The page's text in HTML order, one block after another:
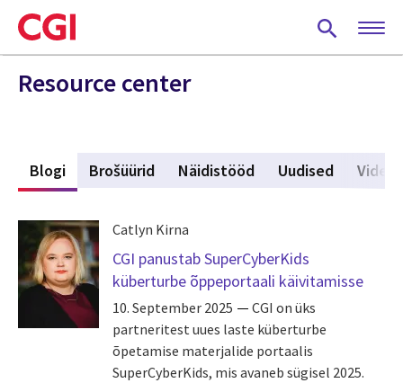
Skip
to
main
content
Resource center
Blogi (active tab)
Brošüürid Näidistööd Uudised
Catlyn Kirna
CGI panustab SuperCyberKids
küberturbe õppeportaali käivitamisse
10. September 2025
CGI on üks
partneritest uues laste küberturbe
õpetamise materjalide portaalis
SuperCyberKids, mis avaneb sügisel 2025.